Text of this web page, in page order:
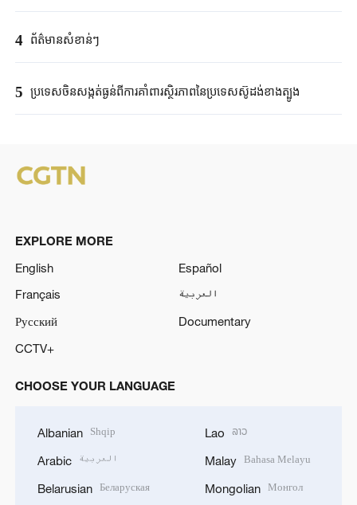
4 ព័ត៌មានសំខាន់ៗ
5 ប្រទេសចិនសង្កត់ធ្ងន់ពីការគាំពារស្ថិរភាពនៃប្រទេសស៊ូដង់ខាងត្បូង
EXPLORE MORE
English
Español
Français
العربية
Русский
Documentary
CCTV+
CHOOSE YOUR LANGUAGE
Albanian Shqip
Arabic العربية
Belarusian Беларуская
Lao ລາວ
Malay Bahasa Melayu
Mongolian Монгол